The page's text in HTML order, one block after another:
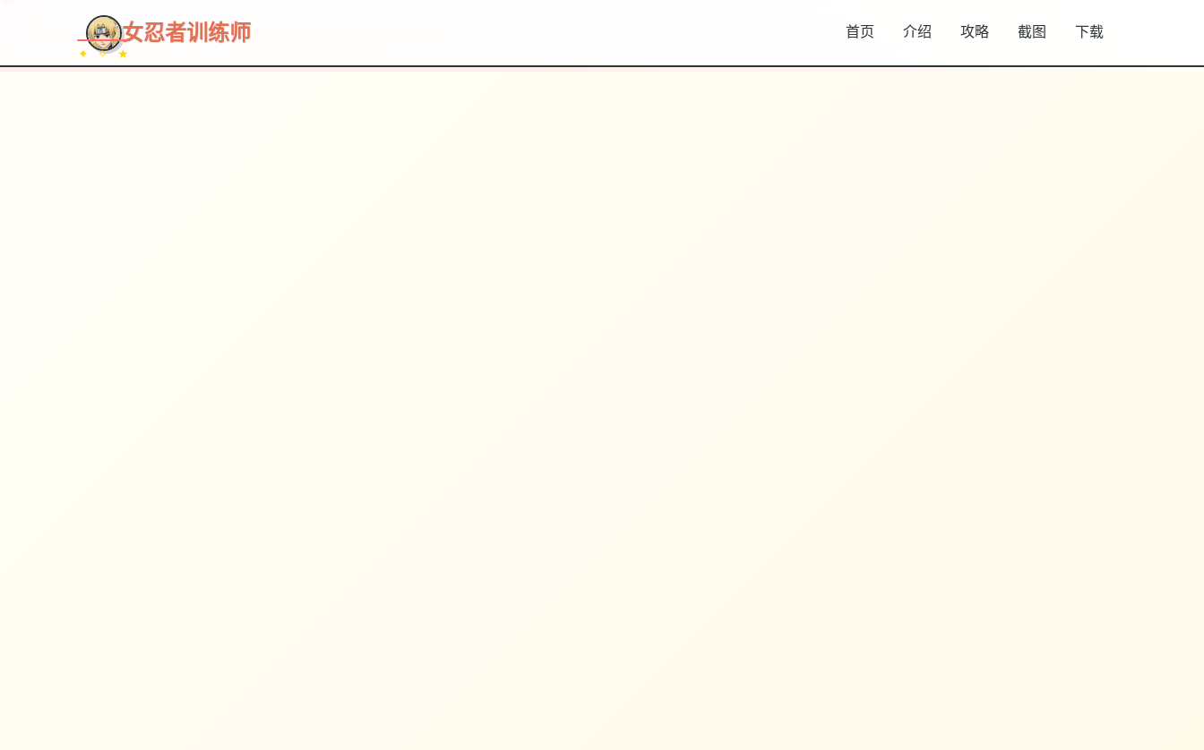
✦ ✧ ★
女忍者训练师 首页 介绍 攻略 截图 下载